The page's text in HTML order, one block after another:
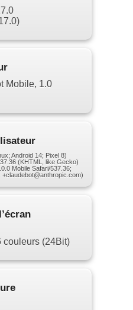
Mobile, 1.0
Android 14; Pixel 8)
(KHTML, like Gecko)
Mobile Safari/537.36;
+claudebot@anthropic.com)
couleurs (24Bit)